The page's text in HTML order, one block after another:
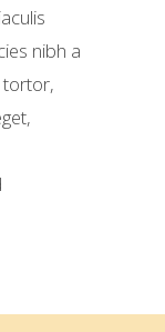
nibh a
tortor,